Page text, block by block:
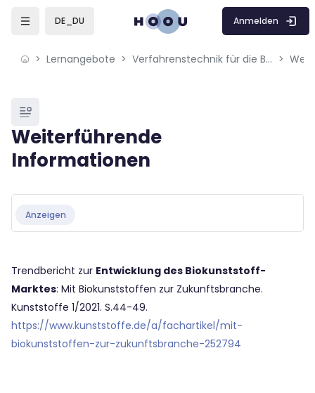
Skip to sidebar navigation menu
Skip to mobile navigation menu
DE_DU Anmelden
Lernangebote Verfahrenstechnik für die Bioökonomie
Blöcke
Weiterführende
Informationen
Anzeigen
Trendbericht zur Entwicklung des Biokunststoff-
Marktes: Mit Biokunststoffen zur Zukunftsbranche.
Kunststoffe 1/2021. S.44-49.
https://www.kunststoffe.de/a/fachartikel/mit-
biokunststoffen-zur-zukunftsbranche-252794